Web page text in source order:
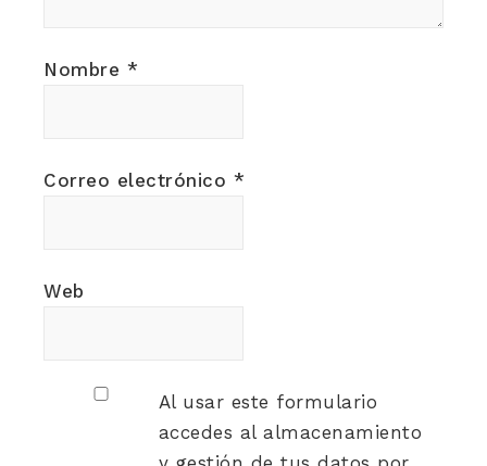
Nombre *
Correo electrónico *
Web
Al usar este formulario
accedes al almacenamiento